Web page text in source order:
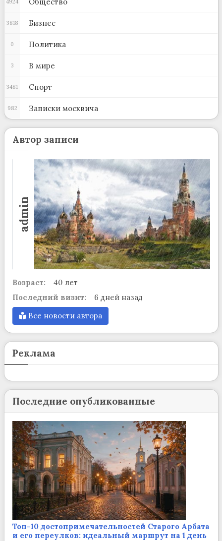
Бизнес
3818
Политика
0
В мире
3
Спорт
3481
Записки москвича
982
Автор записи
admin
Возраст:
40 лет
Последний визит:
6 дней назад
Все новости автора
Реклама
Последние опубликованные
Топ-10 достопримечательностей Старого Арбата
и его переулков: идеальный маршрут на 1 день